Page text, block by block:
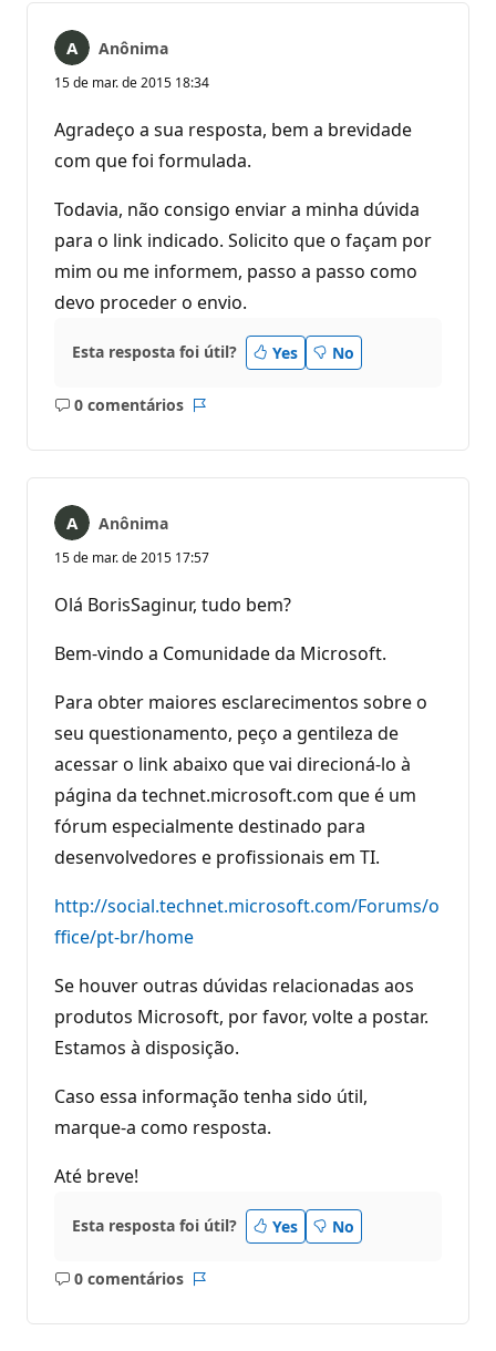
Anônima
15 de mar. de 2015 18:34
Agradeço a sua resposta, bem a brevidade
com que foi formulada.
Todavia, não consigo enviar a minha dúvida
para o link indicado. Solicito que o façam por
mim ou me informem, passo a passo como
devo proceder o envio.
Esta resposta foi útil? Yes No
0 comentários
Sem
Anônima
15 de mar. de 2015 17:57
Olá BorisSaginur, tudo bem?
Bem-vindo a Comunidade da Microsoft.
Para obter maiores esclarecimentos sobre o
seu questionamento, peço a gentileza de
acessar o link abaixo que vai direcioná-lo à
página da technet.microsoft.com que é um
fórum especialmente destinado para
desenvolvedores e profissionais em TI.
http://social.technet.microsoft.com/Forums/o
ffice/pt-br/home
Se houver outras dúvidas relacionadas aos
produtos Microsoft, por favor, volte a postar.
Estamos à disposição.
Caso essa informação tenha sido útil,
marque-a como resposta.
Até breve!
Esta resposta foi útil? Yes No
0 comentários
Sem